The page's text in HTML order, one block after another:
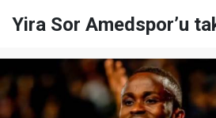
Yira Sor Amedspor’u